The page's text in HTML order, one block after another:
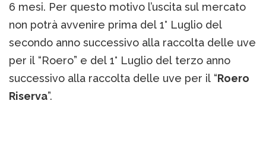
6 mesi. Per questo motivo l’uscita sul mercato
non potrà avvenire prima del 1° Luglio del
secondo anno successivo alla raccolta delle uve
per il “Roero” e del 1° Luglio del terzo anno
successivo alla raccolta delle uve per il “Roero
Riserva”.